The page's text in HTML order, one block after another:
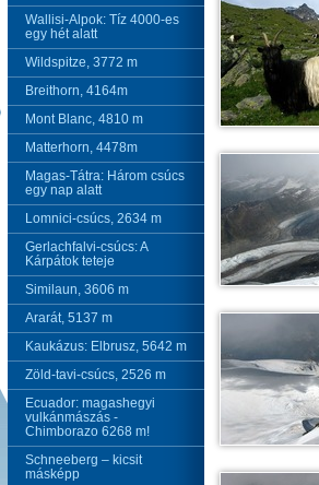
Wallisi-Alpok: Tíz 4000-es
egy hét alatt
Wildspitze, 3772 m
Breithorn, 4164m
Mont Blanc, 4810 m
Matterhorn, 4478m
Magas-Tátra: Három csúcs
egy nap alatt
Lomnici-csúcs, 2634 m
Gerlachfalvi-csúcs: A
Kárpátok teteje
Similaun, 3606 m
Ararát, 5137 m
Kaukázus: Elbrusz, 5642 m
Zöld-tavi-csúcs, 2526 m
Ecuador: magashegyi
vulkánmászás -
Chimborazo 6268 m!
Schneeberg – kicsit
másképp